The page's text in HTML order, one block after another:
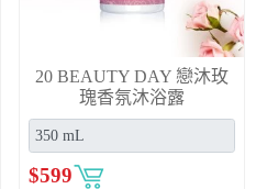
20 BEAUTY DAY 戀沐玫
瑰香氛沐浴露
$599